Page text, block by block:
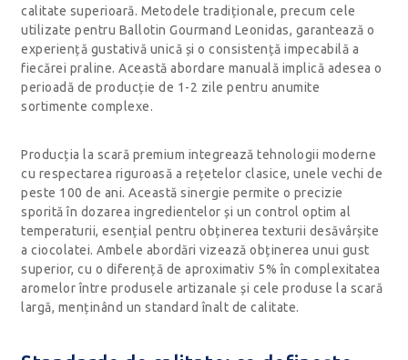
calitate superioară. Metodele tradiționale, precum cele
utilizate pentru Ballotin Gourmand Leonidas, garantează o
experiență gustativă unică și o consistență impecabilă a
fiecărei praline. Această abordare manuală implică adesea o
perioadă de producție de 1-2 zile pentru anumite
sortimente complexe.
Producția la scară premium integrează tehnologii moderne
cu respectarea riguroasă a rețetelor clasice, unele vechi de
peste 100 de ani. Această sinergie permite o precizie
sporită în dozarea ingredientelor și un control optim al
temperaturii, esențial pentru obținerea texturii desăvârșite
a ciocolatei. Ambele abordări vizează obținerea unui gust
superior, cu o diferență de aproximativ 5% în complexitatea
aromelor între produsele artizanale și cele produse la scară
largă, menținând un standard înalt de calitate.